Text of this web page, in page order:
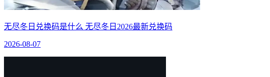
无尽冬日兑换码是什么 无尽冬日2026最新兑换码
2026-08-07